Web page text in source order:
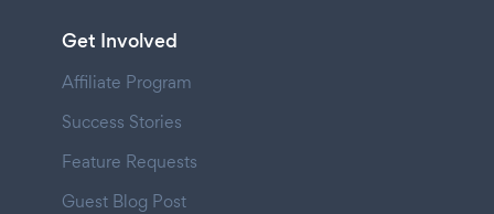
Get Involved
Affiliate Program
Success Stories
Feature Requests
Guest Blog Post